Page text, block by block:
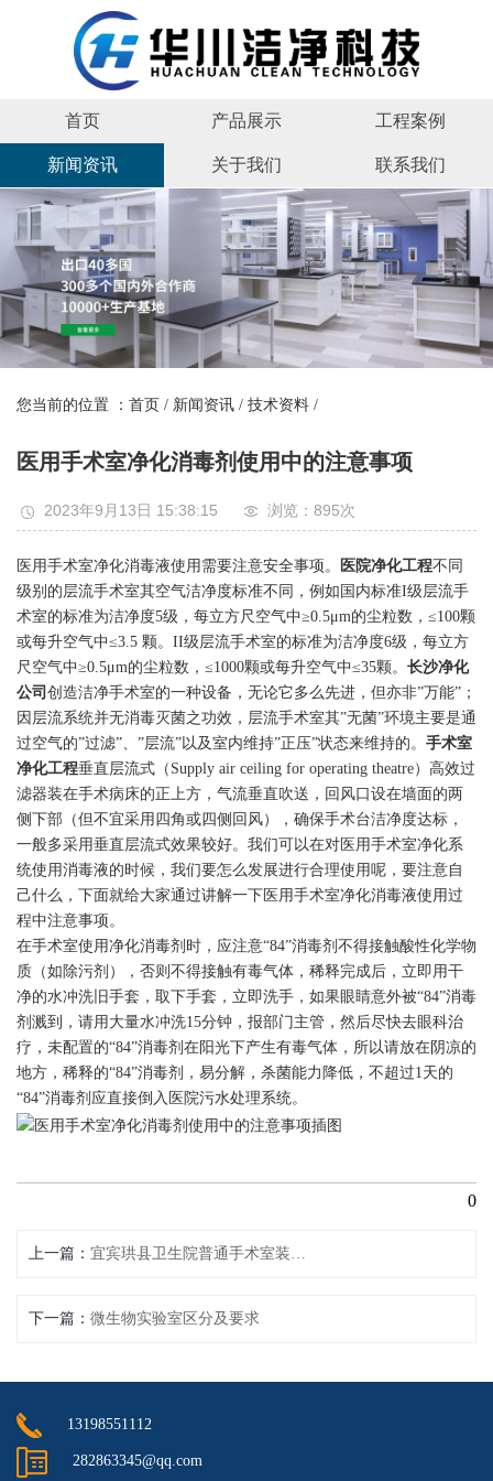
首页 产品展示 工程案例
新闻资讯 关于我们 联系我们
您当前的位置 ： 首页 / 新闻资讯 / 技术资料 /
医用手术室净化消毒剂使用中的注意事项
2023年9月13日 15:38:15 浏览：895次
医用手术室净化消毒液使用需要注意安全事项。 医院净化工程不同
级别的层流手术室其空气洁净度标准不同，例如国内标准I级层流手
术室的标准为洁净度5级，每立方尺空气中≥0.5μm的尘粒数，≤100颗
或每升空气中≤3.5 颗。II级层流手术室的标准为洁净度6级，每立方
尺空气中≥0.5μm的尘粒数，≤1000颗或每升空气中≤35颗。 长沙净化
公司 创造洁净手术室的一种设备，无论它多么先进，但亦非”万能”；
因层流系统并无消毒灭菌之功效，层流手术室其”无菌”环境主要是通
过空气的”过滤”、”层流”以及室内维持”正压”状态来维持的。 手术室
净化工程垂直层流式（Supply air ceiling for operating theatre）高效过
滤器装在手术病床的正上方，气流垂直吹送，回风口设在墙面的两
侧下部（但不宜采用四角或四侧回风），确保手术台洁净度达标，
一般多采用垂直层流式效果较好。我们可以在对医用手术室净化系
统使用消毒液的时候，我们要怎么发展进行合理使用呢，要注意自
己什么，下面就给大家通过讲解一下医用手术室净化消毒液使用过
程中注意事项。
在手术室使用净化消毒剂时，应注意“84”消毒剂不得接触酸性化学物
质（如除污剂），否则不得接触有毒气体，稀释完成后，立即用干
净的水冲洗旧手套，取下手套，立即洗手，如果眼睛意外被“84”消毒
剂溅到，请用大量水冲洗15分钟，报部门主管，然后尽快去眼科治
疗，未配置的“84”消毒剂在阳光下产生有毒气体，所以请放在阴凉的
地方，稀释的“84”消毒剂，易分解，杀菌能力降低，不超过1天的
“84”消毒剂应直接倒入医院污水处理系统。
0
上一篇
下一篇 微生物实验室区分及要求
13198551112
282863345@qq.com